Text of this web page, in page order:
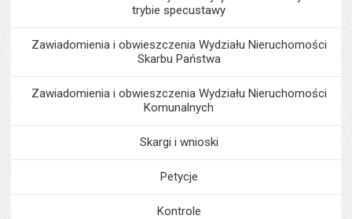
trybie specustawy
Zawiadomienia i obwieszczenia Wydziału Nieruchomości
Skarbu Państwa
Zawiadomienia i obwieszczenia Wydziału Nieruchomości
Komunalnych
Skargi i wnioski
Petycje
Kontrole